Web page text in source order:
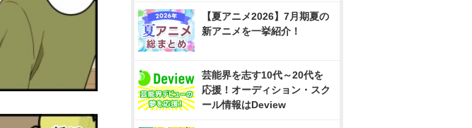
【夏アニメ2026】7月期夏の
新アニメを一挙紹介！
芸能界を志す10代～20代を
応援！オーディション・スク
ール情報はDeview